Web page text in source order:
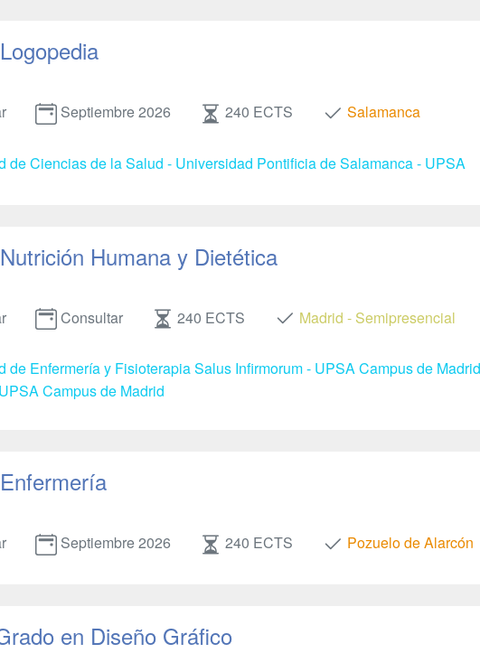
Septiembre 2026 240 ECTS Salamanca
de Ciencias de la Salud - Universidad Pontificia de Salamanca - UPSA
Humana y Dietética
Consultar 240 ECTS Madrid - Semipresencial
de Enfermería y Fisioterapia Salus Infirmorum - UPSA Campus de
Campus de Madrid
Septiembre 2026 240 ECTS Pozuelo de Alarcón
en Diseño Gráfico